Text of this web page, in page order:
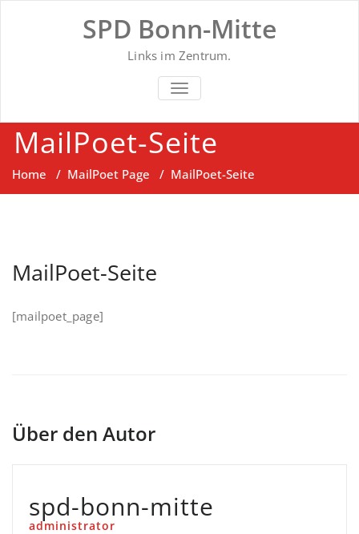
SPD Bonn-Mitte
Links im Zentrum.
SCHALTE NAVIGATION
MailPoet-Seite
Home / MailPoet Page / MailPoet-Seite
MailPoet-Seite
[mailpoet_page]
Über den Autor
spd-bonn-mitte
administrator